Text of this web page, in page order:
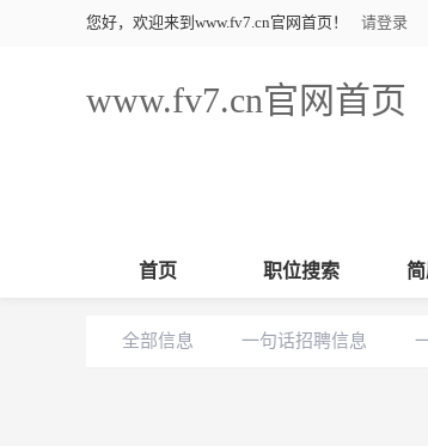
您好，欢迎来到www.fv7.cn官网首页！ 请登录
www.fv7.cn官网首页
首页 职位搜索
全部信息 一句话招聘信息